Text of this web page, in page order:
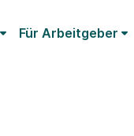
Für Arbeitgeber